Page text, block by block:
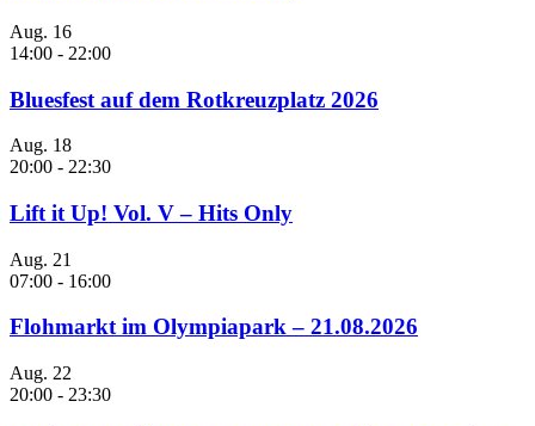
Aug. 16
14:00 - 22:00
Bluesfest auf dem Rotkreuzplatz 2026
Aug. 18
20:00 - 22:30
Lift it Up! Vol. V – Hits Only
Aug. 21
07:00 - 16:00
Flohmarkt im Olympiapark – 21.08.2026
Aug. 22
20:00 - 23:30